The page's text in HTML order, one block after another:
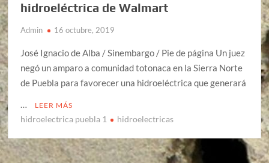
hidroeléctrica de Walmart
Admin 16 octubre, 2019
José Ignacio de Alba / Sinembargo / Pie de página Un juez
negó un amparo a comunidad totonaca en la Sierra Norte
de Puebla para favorecer una hidroeléctrica que generará
…
LEER MÁS
hidroelectrica puebla 1 hidroelectricas